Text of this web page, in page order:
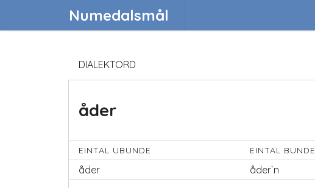
Numedalsmål
DIALEKTORD
åder
EINTAL UBUNDE EINTAL BUNDE
åder åder`n